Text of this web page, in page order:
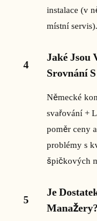
instalace (v
místní servis).
4
Jaké Jsou
Srovnání
Německé
svařování +
poměr ceny
problémy s
špičkových
5
Je
Manažery?